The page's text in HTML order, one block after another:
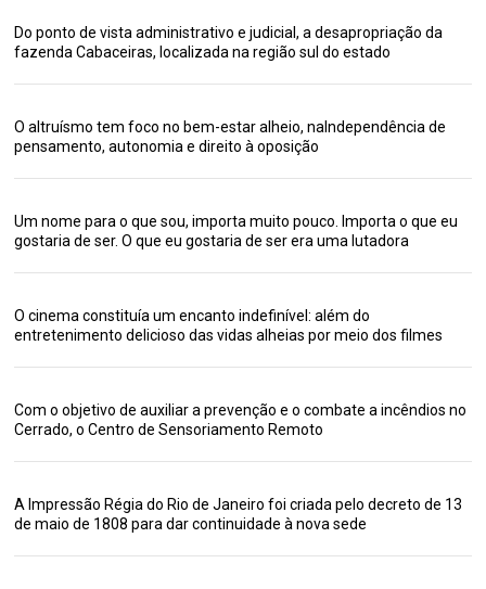
Do ponto de vista administrativo e judicial, a desapropriação da
fazenda Cabaceiras, localizada na região sul do estado
O altruísmo tem foco no bem-estar alheio, naIndependência de
pensamento, autonomia e direito à oposição
Um nome para o que sou, importa muito pouco. Importa o que eu
gostaria de ser. O que eu gostaria de ser era uma lutadora
O cinema constituía um encanto indefinível: além do
entretenimento delicioso das vidas alheias por meio dos filmes
Com o objetivo de auxiliar a prevenção e o combate a incêndios no
Cerrado, o Centro de Sensoriamento Remoto
A Impressão Régia do Rio de Janeiro foi criada pelo decreto de 13
de maio de 1808 para dar continuidade à nova sede